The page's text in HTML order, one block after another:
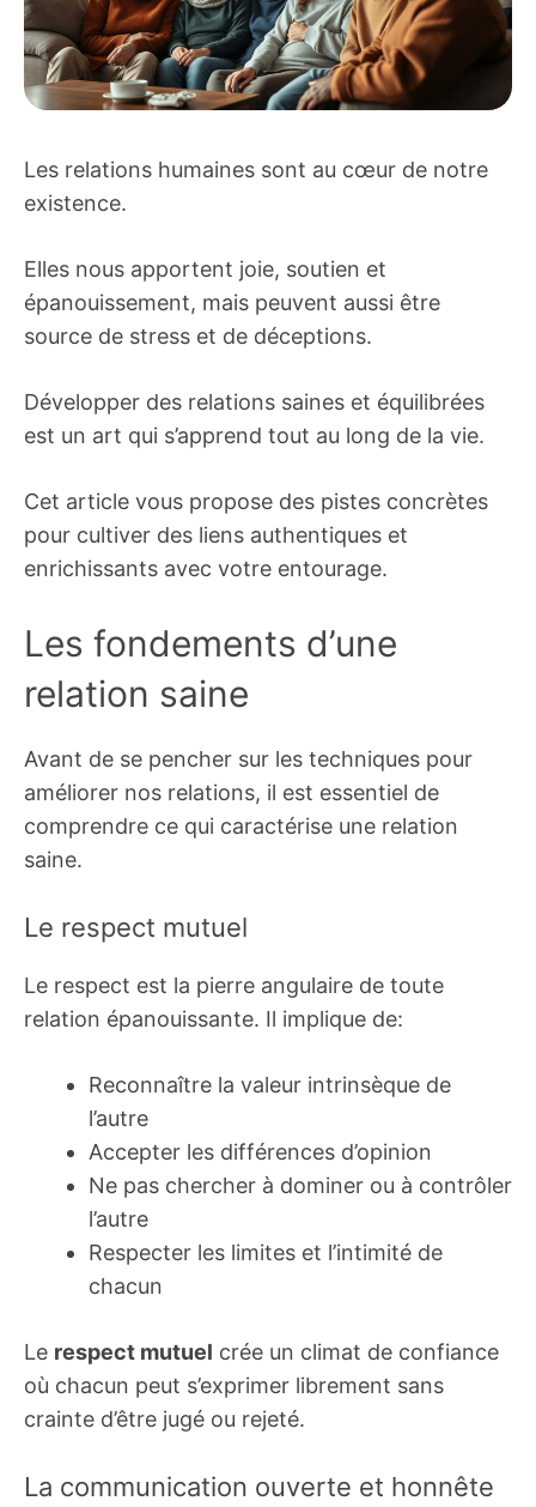
Les relations humaines sont au cœur de notre
existence.
Elles nous apportent joie, soutien et
épanouissement, mais peuvent aussi être
source de stress et de déceptions.
Développer des relations saines et équilibrées
est un art qui s’apprend tout au long de la vie.
Cet article vous propose des pistes concrètes
pour cultiver des liens authentiques et
enrichissants avec votre entourage.
Les fondements d’une
relation saine
Avant de se pencher sur les techniques pour
améliorer nos relations, il est essentiel de
comprendre ce qui caractérise une relation
saine.
Le respect mutuel
Le respect est la pierre angulaire de toute
relation épanouissante. Il implique de:
Reconnaître la valeur intrinsèque de
l’autre
Accepter les différences d’opinion
Ne pas chercher à dominer ou à contrôler
l’autre
Respecter les limites et l’intimité de
chacun
Le respect mutuel crée un climat de confiance
où chacun peut s’exprimer librement sans
crainte d’être jugé ou rejeté.
La communication ouverte et honnête